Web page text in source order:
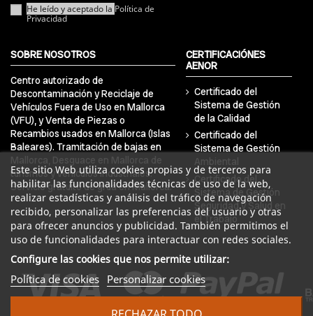
Este sitio Web utiliza cookies propias y de terceros para
habilitar las funcionalidades técnicas de uso de la web,
realizar estadísticas y análisis del tráfico de navegación
recibido, personalizar las preferencias del usuario y otras
para ofrecer anuncios y publicidad. También permitimos el
uso de funcionalidades para interactuar con redes sociales.
Configure las cookies que nos permite utilizar:
Política de cookies Personalizar cookies
He leído y aceptado la Política de
Privacidad
SOBRE NOSOTROS
Centro autorizado de
Descontaminación y Reciclaje de
Vehículos Fuera de Uso en Mallorca
(VFU), y Venta de Piezas o
Recambios usados en Mallorca (Islas
Baleares). Tramitación de bajas en
Mallorca, Desguace en Mallorca de
turismos y vehículos industriales.
Servicio gratuito de grúa en Mallorca.
CERTIFICACIÓNES
AENOR
Certificado del
Sistema de Gestión
de la Calidad
Certificado del
Sistema de Gestión
Ambiental
Certificado del
Sistema de Gestión
Seguridad y Salud en
el Trabajo